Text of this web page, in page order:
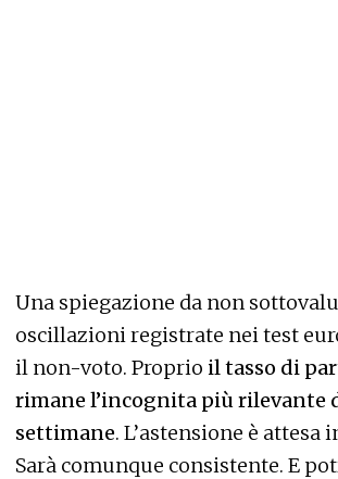
Una spiegazione da non
oscillazioni registrate nei test
il non-voto. Proprio il tasso di
rimane l’incognita più rilevante
settimane. L’astensione è attesa
Sarà comunque consistente. E